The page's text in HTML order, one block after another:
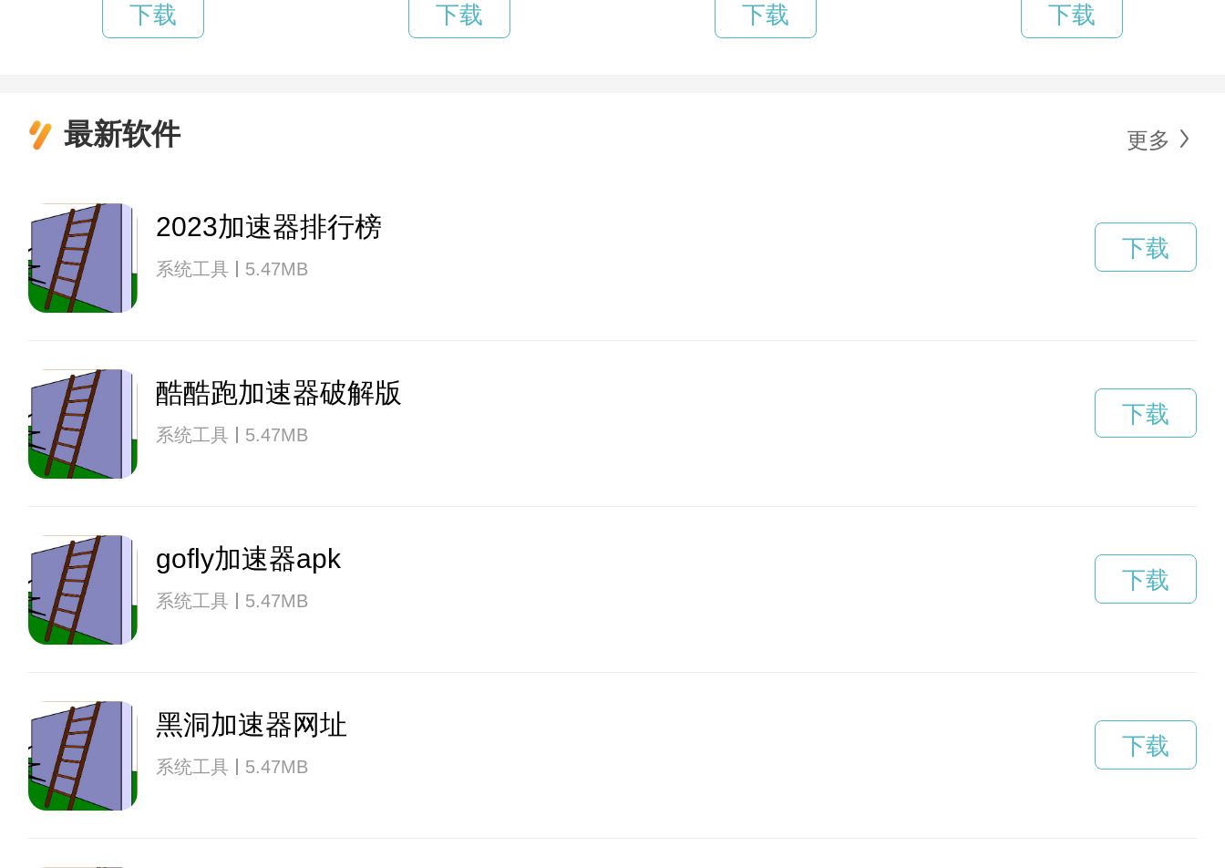
下载 下载 下载 下载
最新软件 更多
2023加速器排行榜
系统工具 5.47MB
下载
酷酷跑加速器破解版
系统工具 5.47MB
下载
gofly加速器apk
系统工具 5.47MB
下载
黑洞加速器网址
系统工具 5.47MB
下载